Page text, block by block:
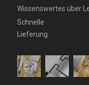
Wissenswertes über
Schnelle
Lieferung